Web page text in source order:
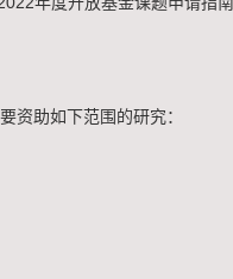
助如下范围的研究：